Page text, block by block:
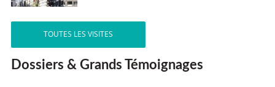
TOUTES LES VISITES
Dossiers & Grands Témoignages